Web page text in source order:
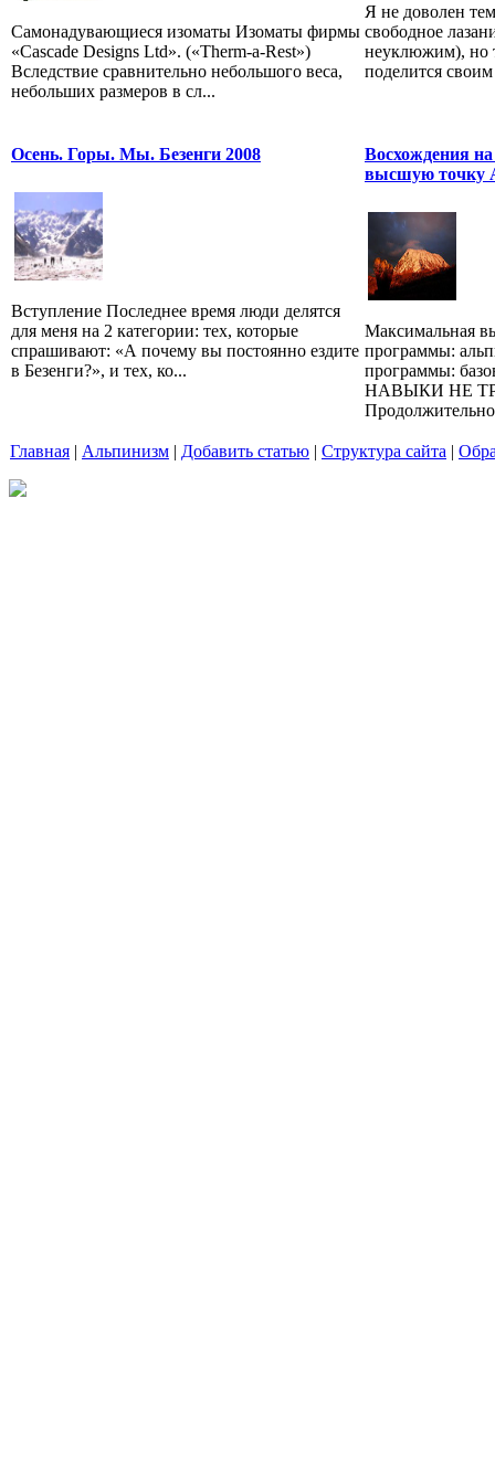
Самонадувающиеся изоматы Изоматы фирмы
«Cascade Designs Ltd». («Therm-a-Rest»)
Вследствие сравнительно небольшого веса,
небольших размеров в сл...
Я не доволен
свободное
неуклюжим), но
поделится
Осень. Горы. Мы. Безенги 2008
Вступление Последнее время люди делятся
для меня на 2 категории: тех, которые
спрашивают: «А почему вы постоянно ездите
в Безенги?», и тех, ко...
Восхождения
высшую точку
Максимальная
программы:
программы:
НАВЫКИ НЕ
Главная | Альпинизм | Добавить статью | Структура сайта |